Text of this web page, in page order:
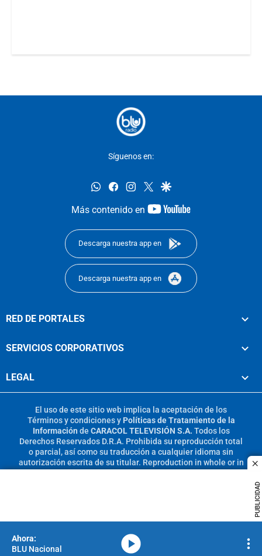
PUBLICIDAD
Síguenos en:
whatsappfacebookinstagram
twittergoogle
Más contenido en
youtube-
Descarga nuestra app en
Descarga nuestra app en
RED DE PORTALES
SERVICIOS CORPORATIVOS
LEGAL
El uso de este sitio web implica la aceptación de los
Términos y condicionesy Políticas de Tratamiento de la
Información de CARACOL TELEVISIÓN S.A. Todos los
Derechos Reservados D.R.A. Prohibida su reproducción total
o parcial, así como su traducción a cualquier idioma sin
autorización escrita de su titular. Reproduction in whole or in
BLU Nacional